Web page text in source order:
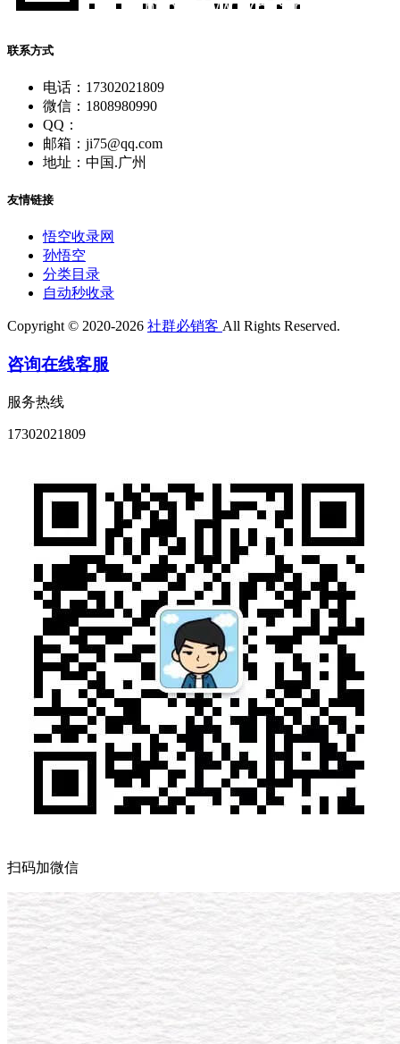
联系方式
电话：17302021809
微信：1808980990
QQ：
邮箱：ji75@qq.com
地址：中国.广州
友情链接
悟空收录网
孙悟空
分类目录
自动秒收录
Copyright © 2020-2026 社群必销客 All Rights Reserved.
咨询在线客服
服务热线
17302021809
扫码加微信